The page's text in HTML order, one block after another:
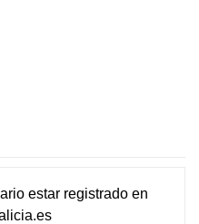
estar registradoen